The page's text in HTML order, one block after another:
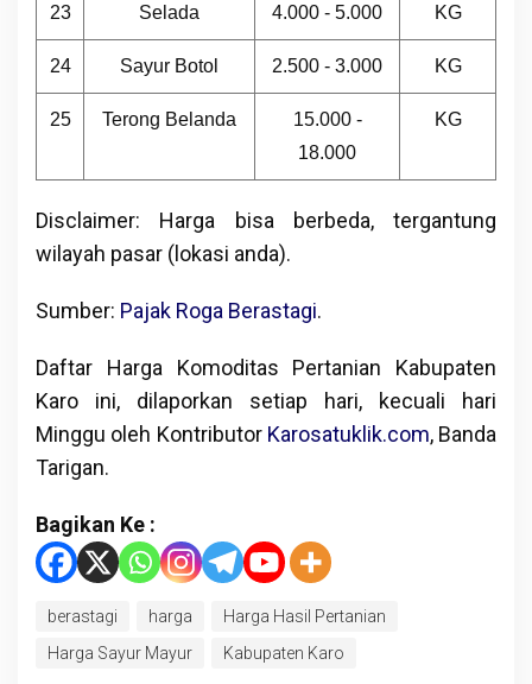
23 Selada 4.000 - 5.000 KG
24 Sayur Botol 2.500 - 3.000 KG
25 Terong Belanda
15.000 -
18.000
KG
Disclaimer: Harga bisa berbeda, tergantung
wilayah pasar (lokasi anda).
Sumber: Pajak Roga Berastagi.
Daftar Harga Komoditas Pertanian Kabupaten
Karo ini, dilaporkan setiap hari, kecuali hari
Minggu oleh Kontributor Karosatuklik.com, Banda
Tarigan.
Bagikan Ke :
berastagi harga
Harga Hasil Pertanian
Harga Sayur Mayur
Kabupaten Karo